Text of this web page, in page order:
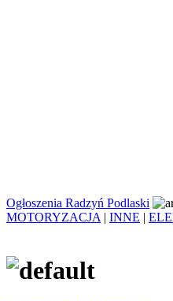
Ogłoszenia Radzyń Podlaski
MOTORYZACJA | INNE |